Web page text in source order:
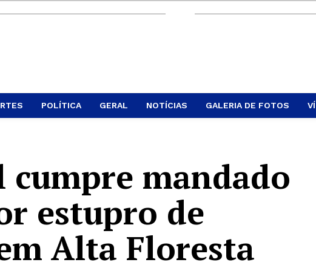
POLÍTICA GERAL NOTÍCIAS GALERIA DE FOTOS
mandado
estupro de
Alta Floresta